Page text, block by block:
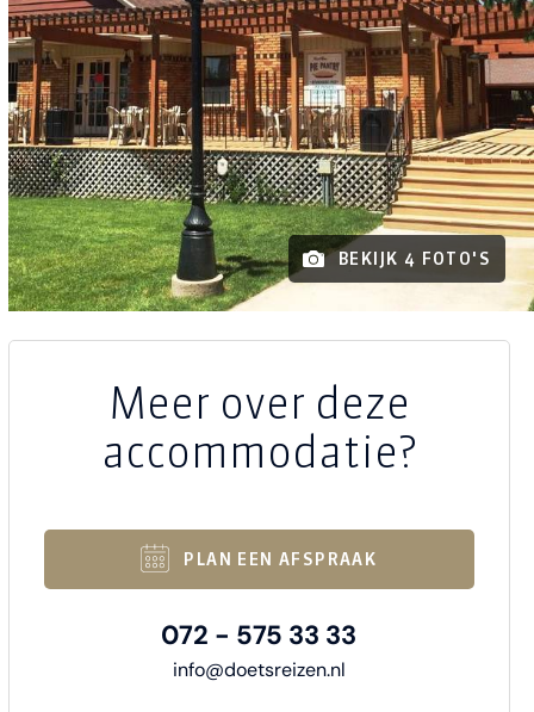
BEKIJK 4 FOTO'S
Meer over deze
accommodatie?
PLAN EEN AFSPRAAK
072 - 575 33 33
info@doetsreizen.nl